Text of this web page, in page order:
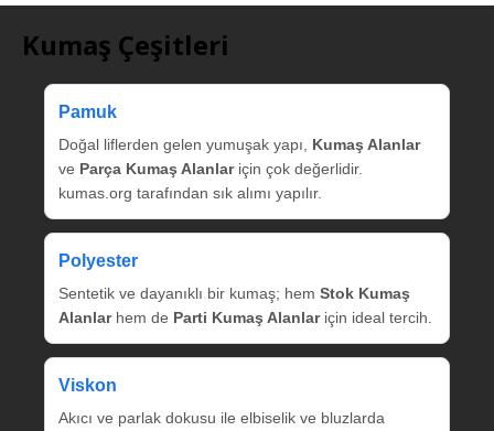
Kumaş Çeşitleri
Pamuk
Doğal liflerden gelen yumuşak yapı, Kumaş Alanlar
ve Parça Kumaş Alanlariçin çok değerlidir.
kumas.org tarafından sık alımı yapılır.
Polyester
Sentetik ve dayanıklı bir kumaş; hem Stok Kumaş
Alanlarhem de Parti Kumaş Alanlariçin ideal tercih.
Viskon
Akıcı ve parlak dokusu ile elbiselik ve bluzlarda